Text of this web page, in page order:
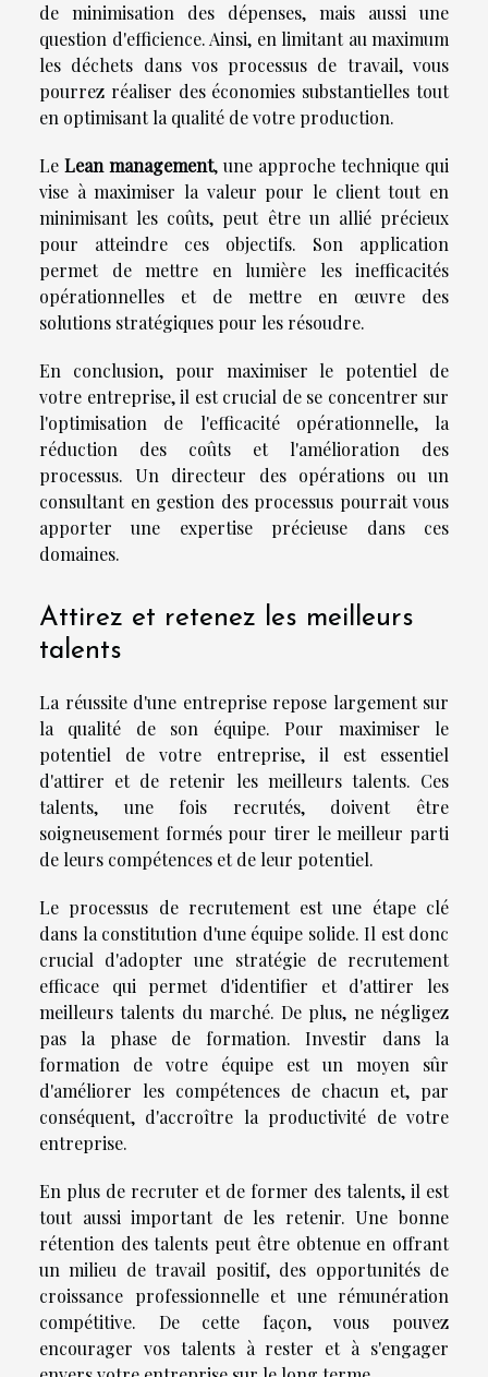
de minimisation des dépenses, mais aussi une
question d'efficience. Ainsi, en limitant au maximum
les déchets dans vos processus de travail, vous
pourrez réaliser des économies substantielles tout
en optimisant la qualité de votre production.
Le Lean management, une approche technique qui
vise à maximiser la valeur pour le client tout en
minimisant les coûts, peut être un allié précieux
pour atteindre ces objectifs. Son application
permet de mettre en lumière les inefficacités
opérationnelles et de mettre en œuvre des
solutions stratégiques pour les résoudre.
En conclusion, pour maximiser le potentiel de
votre entreprise, il est crucial de se concentrer sur
l'optimisation de l'efficacité opérationnelle, la
réduction des coûts et l'amélioration des
processus. Un directeur des opérations ou un
consultant en gestion des processus pourrait vous
apporter une expertise précieuse dans ces
domaines.
Attirez et retenez les meilleurs
talents
La réussite d'une entreprise repose largement sur
la qualité de son équipe. Pour maximiser le
potentiel de votre entreprise, il est essentiel
d'attirer et de retenir les meilleurs talents. Ces
talents, une fois recrutés, doivent être
soigneusement formés pour tirer le meilleur parti
de leurs compétences et de leur potentiel.
Le processus de recrutement est une étape clé
dans la constitution d'une équipe solide. Il est donc
crucial d'adopter une stratégie de recrutement
efficace qui permet d'identifier et d'attirer les
meilleurs talents du marché. De plus, ne négligez
pas la phase de formation. Investir dans la
formation de votre équipe est un moyen sûr
d'améliorer les compétences de chacun et, par
conséquent, d'accroître la productivité de votre
entreprise.
En plus de recruter et de former des talents, il est
tout aussi important de les retenir. Une bonne
rétention des talents peut être obtenue en offrant
un milieu de travail positif, des opportunités de
croissance professionnelle et une rémunération
compétitive. De cette façon, vous pouvez
encourager vos talents à rester et à s'engager